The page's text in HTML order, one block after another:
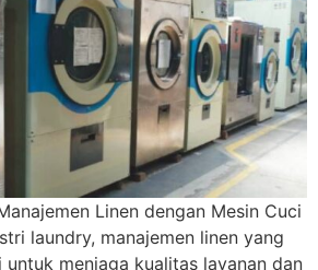
Linen dengan Mesin Cuci
laundry, manajemen linen yang
menjaga kualitas layanan dan